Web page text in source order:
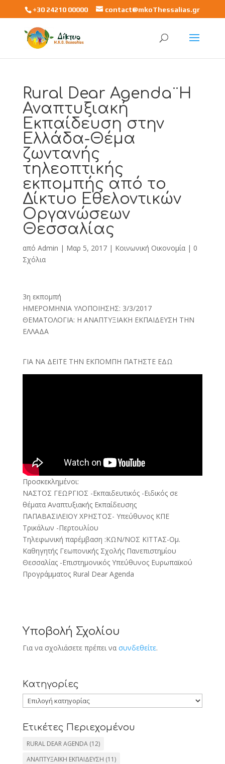
+30 24210 00000 contact@mkoThessalias.gr
Rural Dear Agenda¨Η
Αναπτυξιακή
Εκπαίδευση στην
Ελλάδα-Θέμα
ζωντανής
τηλεοπτικής
εκπομπής από το
Δίκτυο Εθελοντικών
Οργανώσεων
Θεσσαλίας
από Admin | Μαρ 5, 2017| Κοινωνική Οικονομία| 0
Σχόλια
3η εκπομπή
ΗΜΕΡΟΜΗΝΙΑ ΥΛΟΠΟΙΗΣΗΣ: 3/3/2017
ΘΕΜΑΤΟΛΟΓΙΑ: Η ΑΝΑΠΤΥΞΙΑΚΗ ΕΚΠΑΙΔΕΥΣΗ ΤΗΝ
ΕΛΛΑΔΑ
ΓΙΑ ΝΑ ΔΕΙΤΕ ΤΗΝ ΕΚΠΟΜΠΗ ΠΑΤΗΣΤΕ ΕΔΩ
Προσκεκλημένοι:
ΝΑΣΤΟΣ ΓΕΩΡΓΙΟΣ -Εκπαιδευτικός -Ειδικός σε
θέματα Αναπτυξιακής Εκπαίδευσης
ΠΑΠΑΒΑΣΙΛΕΙΟΥ ΧΡΗΣΤΟΣ- Υπεύθυνος ΚΠΕ
Τρικάλων -Περτουλίου
Τηλεφωνική παρέμβαση :ΚΩΝ/ΝΟΣ ΚΙΤΤΑΣ-Ομ.
Καθηγητής Γεωπονικής Σχολής Πανεπιστημίου
Θεσσαλίας -Επιστημονικός Υπεύθυνος Ευρωπαϊκού
Προγράμματος Rural Dear Agenda
Υποβολή Σχολίου
Για να σχολιάσετε πρέπει να συνδεθείτε.
Kατηγορίες
Kατηγορίες
Ετικέτες Περιεχομένου
RURAL DEAR AGENDA(12)
ΑΝΑΠΤΥΞΑΙΚΗ ΕΚΠΑΙΔΕΥΣΗ (11)